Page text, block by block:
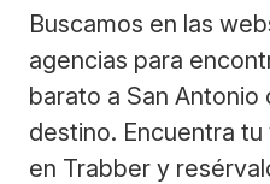
Buscamos en las
agencias para
barato a San Antonio
destino. Encuentra
en Trabber y